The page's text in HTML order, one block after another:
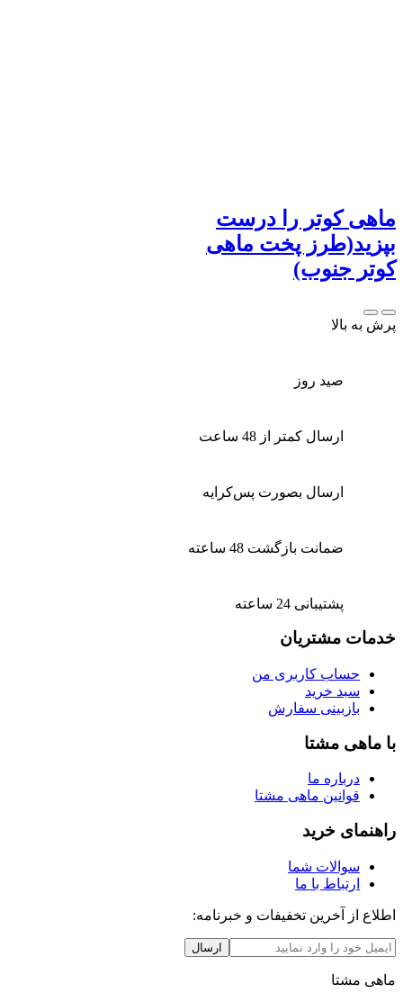
ماهی کوتر را درست
بپزید(طرز پخت ماهی
کوتر جنوب)
پرش به بالا
صید روز
ارسال کمتر از 48 ساعت
ارسال بصورت پس‌کرایه
ضمانت بازگشت 48 ساعته
پشتیبانی 24 ساعته
خدمات مشتریان
حساب کاربری من
سبد خرید
بازبینی سفارش
با ماهی مشتا
درباره ما
قوانین ماهی مشتا
راهنمای خرید
سوالات شما
ارتباط با ما
اطلاع از آخرین تخفیفات و خبرنامه:
ارسال
ماهی مشتا